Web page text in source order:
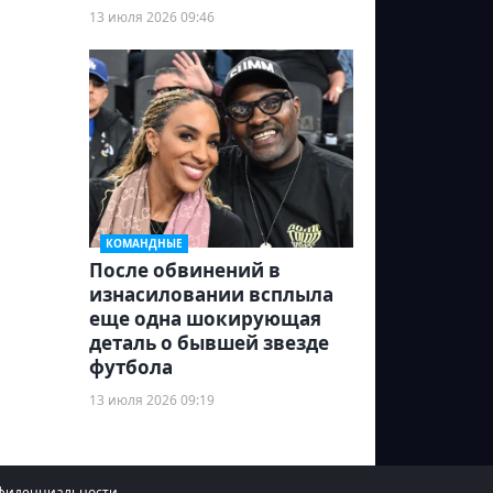
13 июля 2026 09:46
КОМАНДНЫЕ
После обвинений в
изнасиловании всплыла
еще одна шокирующая
деталь о бывшей звезде
футбола
13 июля 2026 09:19